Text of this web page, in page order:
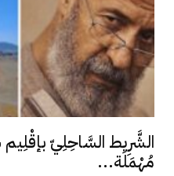
الشَّرِيط السَّاحِلِيّ
مُهْمَلَة...